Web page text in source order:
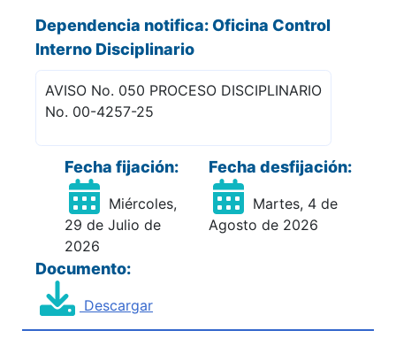
Dependencia notifica: Oficina Control
Interno Disciplinario
AVISO No. 050 PROCESO DISCIPLINARIO
No. 00-4257-25
Fecha fijación:
Miércoles,
29 de Julio de
2026
Fecha desfijación:
Martes, 4 de
Agosto de 2026
Documento:
Descargar